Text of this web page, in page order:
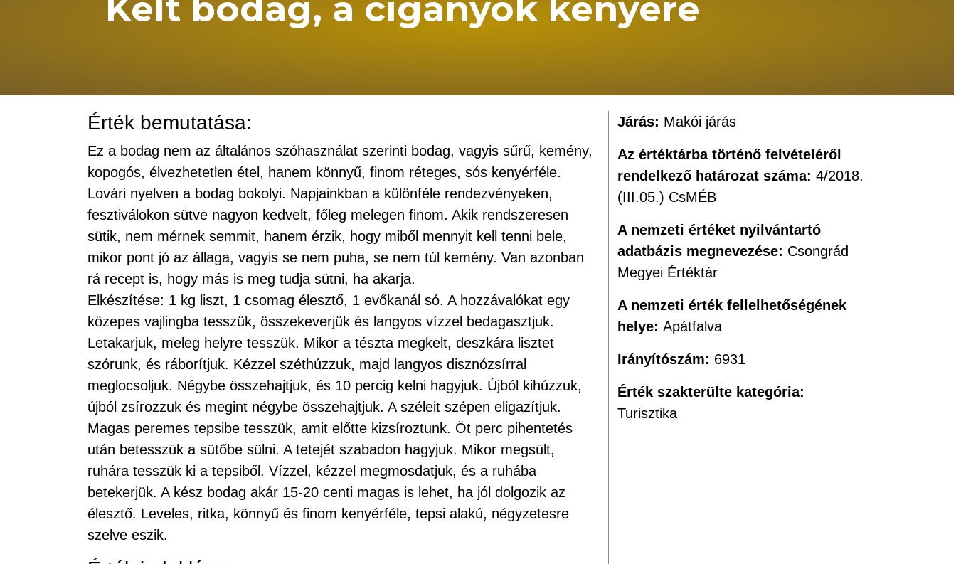
Kelt bodag, a cigányok kenyere
Érték bemutatása:
Ez a bodag nem az általános szóhasználat szerinti bodag, vagyis sűrű, kemény,
kopogós, élvezhetetlen étel, hanem könnyű, finom réteges, sós kenyérféle.
Lovári nyelven a bodag bokolyi. Napjainkban a különféle rendezvényeken,
fesztiválokon sütve nagyon kedvelt, főleg melegen finom. Akik rendszeresen
sütik, nem mérnek semmit, hanem érzik, hogy miből mennyit kell tenni bele,
mikor pont jó az állaga, vagyis se nem puha, se nem túl kemény. Van azonban
rá recept is, hogy más is meg tudja sütni, ha akarja.
Elkészítése: 1 kg liszt, 1 csomag élesztő, 1 evőkanál só. A hozzávalókat egy
közepes vajlingba tesszük, összekeverjük és langyos vízzel bedagasztjuk.
Letakarjuk, meleg helyre tesszük. Mikor a tészta megkelt, deszkára lisztet
szórunk, és ráborítjuk. Kézzel széthúzzuk, majd langyos disznózsírral
meglocsoljuk. Négybe összehajtjuk, és 10 percig kelni hagyjuk. Újból kihúzzuk,
újból zsírozzuk és megint négybe összehajtjuk. A széleit szépen eligazítjuk.
Magas peremes tepsibe tesszük, amit előtte kizsíroztunk. Öt perc pihentetés
után betesszük a sütőbe sülni. A tetejét szabadon hagyjuk. Mikor megsült,
ruhára tesszük ki a tepsiből. Vízzel, kézzel megmosdatjuk, és a ruhába
betekerjük. A kész bodag akár 15-20 centi magas is lehet, ha jól dolgozik az
élesztő. Leveles, ritka, könnyű és finom kenyérféle, tepsi alakú, négyzetesre
szelve eszik.
Járás: Makói járás
Az értéktárba történő felvételéről
rendelkező határozat száma: 4/2018.
(III.05.) CsMÉB
A nemzeti értéket nyilvántartó
adatbázis megnevezése: Csongrád
Megyei Értéktár
A nemzeti érték fellelhetőségének
helye: Apátfalva
Irányítószám: 6931
Érték szakterülte kategória:
Turisztika